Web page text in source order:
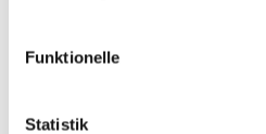
Funktionelle
Statistik
specifik udgave af et værk.